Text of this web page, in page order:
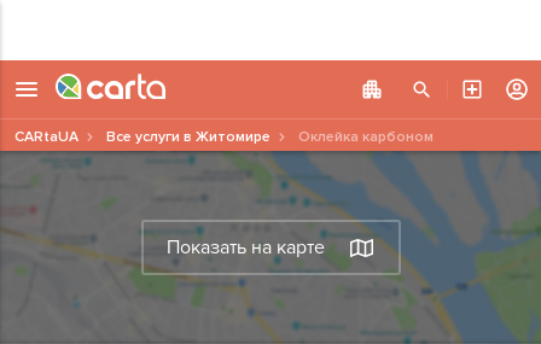
Показать на карте
CARtaUA Все услуги в Житомире Оклейка карбоном